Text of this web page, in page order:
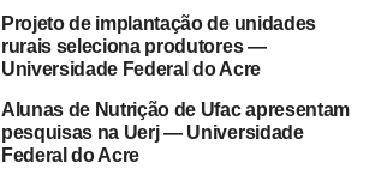
Projeto de implantação de unidades
rurais seleciona produtores —
Universidade Federal do Acre
Alunas de Nutrição de Ufac apresentam
pesquisas na Uerj — Universidade
Federal do Acre